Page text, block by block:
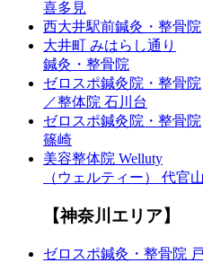
喜多見
西大井駅前鍼灸・整骨院
大井町 みはらし通り
鍼灸・整骨院
ゼロスポ鍼灸院・整骨院
／整体院 石川台
ゼロスポ鍼灸院・整骨院
篠崎
美容整体院 Welluty
（ウェルティー） 代官山
【神奈川エリア】
ゼロスポ鍼灸・整骨院